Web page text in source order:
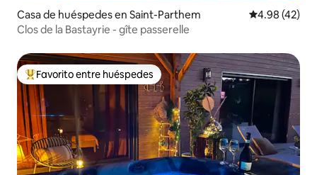
Casa de huéspedes en Saint-Parthem Calificación
4.98 (42)
Clos de la Bastayrie - gîte passerelle
Favorito entre huéspedes preferido
Favorito entre huéspedes